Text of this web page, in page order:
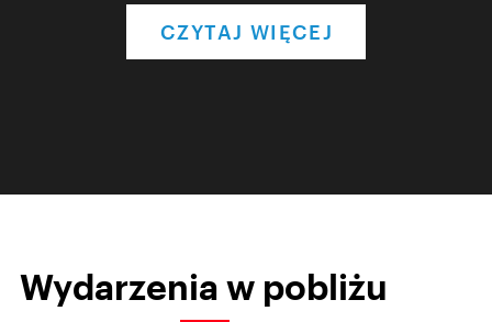
CZYTAJ WIĘCEJ
Wydarzenia w pobliżu